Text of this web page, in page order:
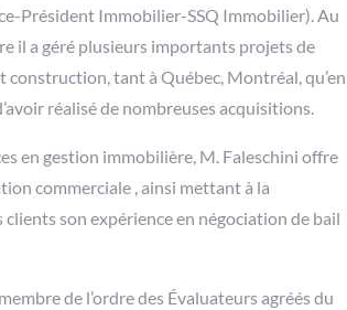
Président Immobilier-SSQ Immobilier). Au
il a géré plusieurs importants projets de
construction, tant à Québec, Montréal, qu’en
réalisé de nombreuses acquisitions.
en gestion immobilière, M. Faleschini offre
commerciale , ainsi mettant à la
clients son expérience en négociation de bail
de l’ordre des Évaluateurs agréés du